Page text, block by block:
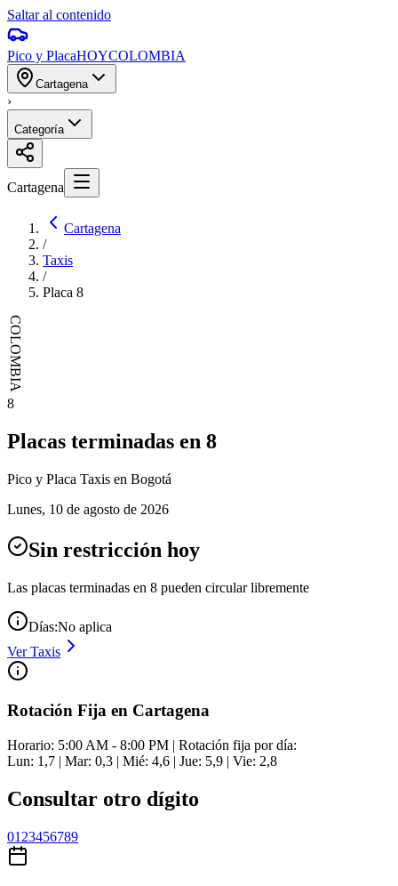
Saltar al contenido
Pico y PlacaHOYCOLOMBIA
Cartagena
›
Categoría
Cartagena
Cartagena
/
Taxis
/
Placa 8
COLOMBIA
8
Placas terminadas en 8
Pico y Placa Taxis en Bogotá
Lunes, 10 de agosto de 2026
Sin restricción hoy
Las placas terminadas en 8 pueden circular libremente
Días:No aplica
VerTaxis
Rotación Fija en Cartagena
Horario: 5:00 AM - 8:00 PM | Rotación fija por día:
Lun: 1,7 | Mar: 0,3 | Mié: 4,6 | Jue: 5,9 | Vie: 2,8
Consultar otro dígito
01 23456789